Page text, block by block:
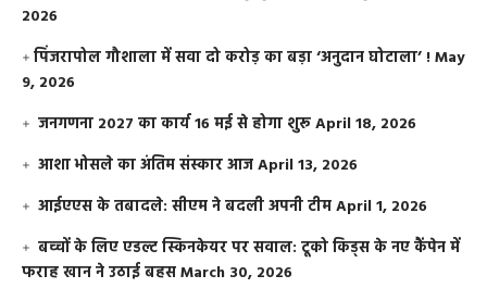
2026
​पिंजरापोल गौशाला में सवा दो करोड़ का बड़ा ‘अनुदान घोटाला’ !May
9, 2026
जनगणना 2027 का कार्य 16 मई से होगा शुरूApril 18, 2026
आशा भोसले का अंतिम संस्कार आजApril 13, 2026
आईएएस के तबादले: सीएम ने बदली अपनी टीमApril 1, 2026
बच्चों के लिए एडल्ट स्किनकेयर पर सवाल: टूको किड्स के नए कैंपेन में
फराह खान ने उठाई बहसMarch 30, 2026